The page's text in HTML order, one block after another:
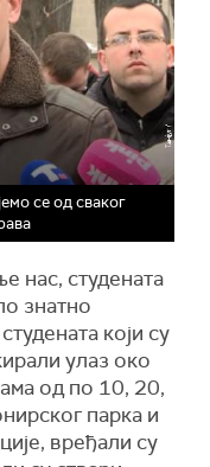
се од сваког
нас, студената
знатно
који су
улаз око
од по 10, 20,
парка и
вређали су